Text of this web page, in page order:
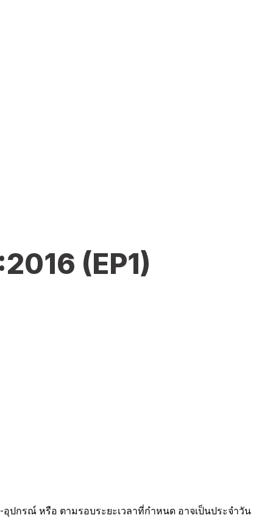
(EP1)
กรณ์ หรือ ตามรอบระยะเวลาที่กำหนด อาจเป็นประจำวัน